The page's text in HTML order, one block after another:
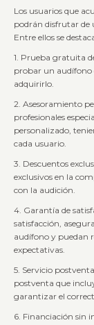
Los usuarios que
podrán disfrutar de
Entre ellos se
1. Prueba gratuita
probar un audífono
adquirirlo.
2. Asesoramiento
profesionales
personalizado,
cada usuario.
3. Descuentos
exclusivos en la
con la audición.
4. Garantía de
satisfacción,
audífono y puedan
expectativas.
5. Servicio
postventa que
garantizar el
6. Financiación sin